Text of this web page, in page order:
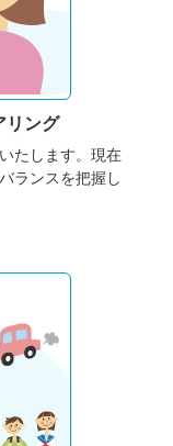
リング
たします。 現在
ランスを把握し